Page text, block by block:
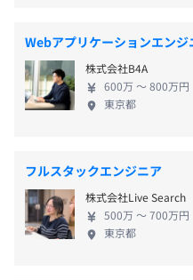
ります）
受動喫煙防止措置に関する
従業員に対する受動喫煙対
・慶弔休暇
・産前・産後休暇
・育児休暇
・介護休暇
Webアプリケーションエンジ
株式会社B4A
600万 〜 800万円
東京都
フルスタックエンジニア
株式会社Live Search
500万 〜 700万円
東京都